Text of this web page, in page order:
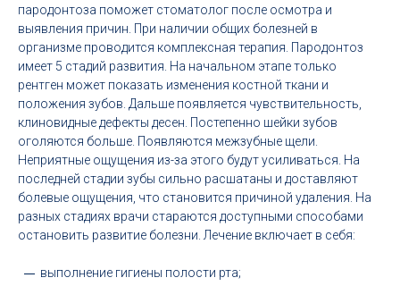
пародонтоза поможет стоматолог после осмотра и
выявления причин. При наличии общих болезней в
организме проводится комплексная терапия. Пародонтоз
имеет 5 стадий развития. На начальном этапе только
рентген может показать изменения костной ткани и
положения зубов. Дальше появляется чувствительность,
клиновидные дефекты десен. Постепенно шейки зубов
оголяются больше. Появляются межзубные щели.
Неприятные ощущения из-за этого будут усиливаться. На
последней стадии зубы сильно расшатаны и доставляют
болевые ощущения, что становится причиной удаления. На
разных стадиях врачи стараются доступными способами
остановить развитие болезни. Лечение включает в себя:
выполнение гигиены полости рта;